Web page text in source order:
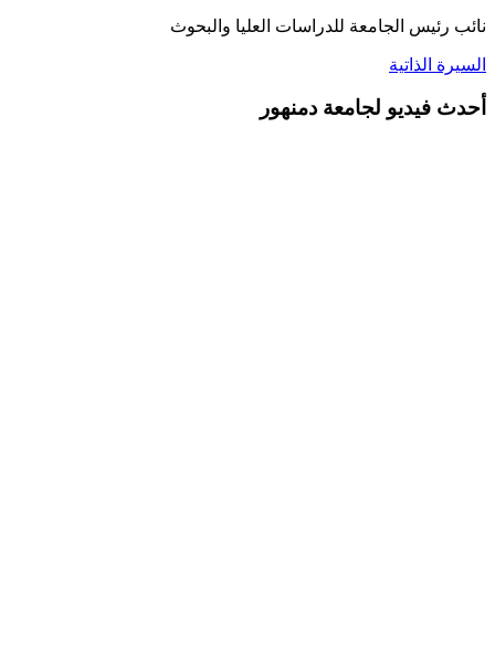
نائب رئيس الجامعة للدراسات العليا والبحوث
السيرة الذاتية
أحدث فيديو لجامعة دمنهور